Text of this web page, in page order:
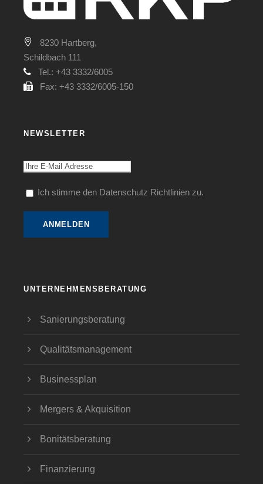
8230 Hartberg,
Schildbach 111
Tel.: +43 3332/6005
Fax: +43 3332/6005-150
NEWSLETTER
Ich stimme den Datenschutz Richtlinien zu.
UNTERNEHMENSBERATUNG
Sanierungsberatung
Qualitätsmanagement
Businessplan
Mergers & Akquisition
Bonitätsberatung
Finanzierung